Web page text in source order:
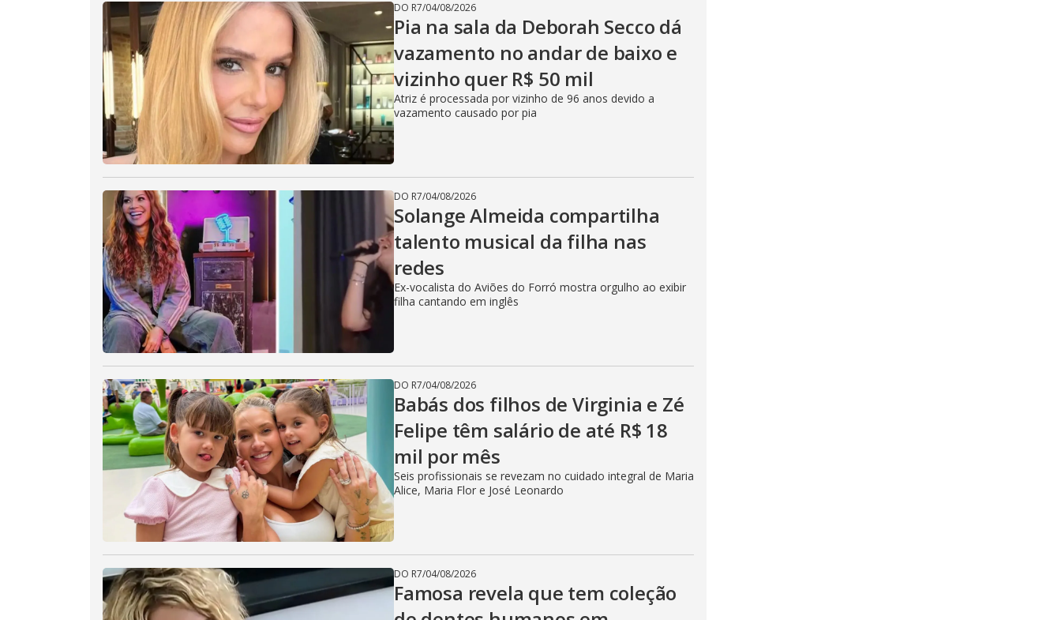
DO R7/04/08/2026
Pia na sala da Deborah Secco dá
vazamento no andar de baixo e
vizinho quer R$ 50 mil
Atriz é processada por vizinho de 96 anos devido a
vazamento causado por pia
DO R7/04/08/2026
Solange Almeida compartilha
talento musical da filha nas
redes
Ex-vocalista do Aviões do Forró mostra orgulho ao exibir
filha cantando em inglês
DO R7/04/08/2026
Babás dos filhos de Virginia e Zé
Felipe têm salário de até R$ 18
mil por mês
Seis profissionais se revezam no cuidado integral de Maria
Alice, Maria Flor e José Leonardo
DO R7/04/08/2026
Famosa revela que tem coleção